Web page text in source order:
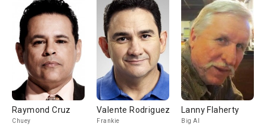
Raymond Cruz
Chuey
Valente Rodriguez
Frankie
Lanny Flaherty
Big Al